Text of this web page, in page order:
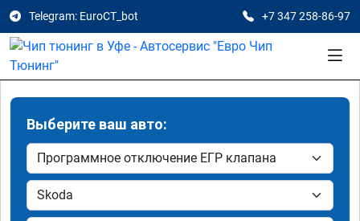
Telegram: EuroCT_bot +7 347 258-86-97
Выберите ваш авто: